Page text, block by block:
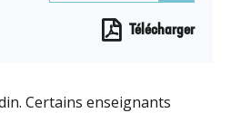
Télécharger
Certains enseignants